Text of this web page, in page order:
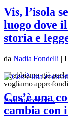
Vis, l’isola
luogo dove
storia e
da Nadia Fondelli |
Vi abbiamo già
vogliamo
Post successivi »
Cos’è una
cambia con